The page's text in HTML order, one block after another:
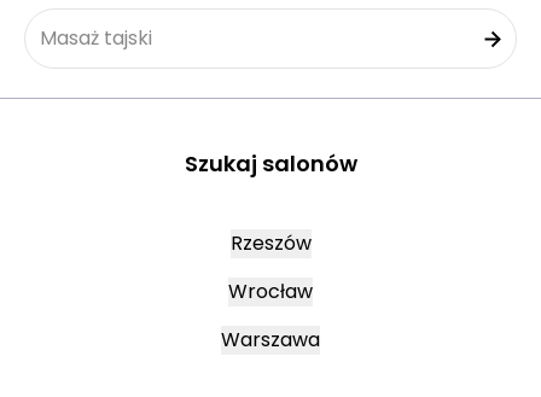
Masaż tajski
Szukaj salonów
Rzeszów
Wrocław
Warszawa